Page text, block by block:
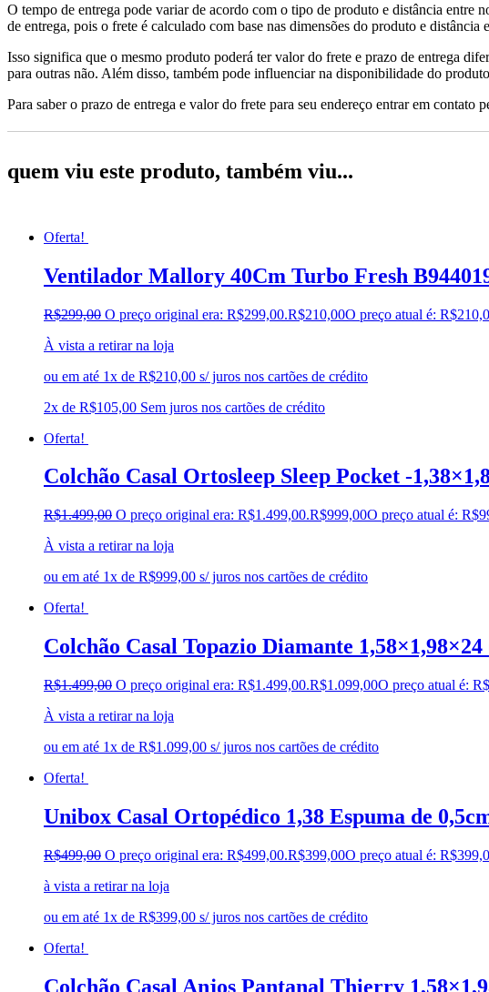
O tempo de entrega pode variar de acordo com o tipo de produto e distância entre
de entrega, pois o frete é calculado com base nas dimensões do produto e
Isso significa que o mesmo produto poderá ter valor do frete e prazo de entrega
para outras não. Além disso, também pode influenciar na disponibilidade do
Para saber o prazo de entrega e valor do frete para seu endereço entrar em contato
quem viu este produto, também viu...
Oferta!
Ventilador Mallory 40Cm Turbo Fresh
R$299,00 O preço original era: R$299,00.R$210,00O preço atual é:
À vista a retirar na loja
ou em até 1x de R$210,00 s/ juros nos cartões de crédito
2x de R$105,00 Sem juros nos cartões de crédito
Oferta!
Colchão Casal Ortosleep Sleep Pocket -
R$1.499,00 O preço original era: R$1.499,00.R$999,00O preço atual é:
À vista a retirar na loja
ou em até 1x de R$999,00 s/ juros nos cartões de crédito
Oferta!
Colchão Casal Topazio Diamante
R$1.499,00 O preço original era: R$1.499,00.R$1.099,00O preço atual é:
À vista a retirar na loja
ou em até 1x de R$1.099,00 s/ juros nos cartões de crédito
Oferta!
Unibox Casal Ortopédico 1,38 Espuma de
R$499,00 O preço original era: R$499,00.R$399,00O preço atual é:
à vista a retirar na loja
ou em até 1x de R$399,00 s/ juros nos cartões de crédito
Oferta!
Colchão Casal Anjos Pantanal Thierry